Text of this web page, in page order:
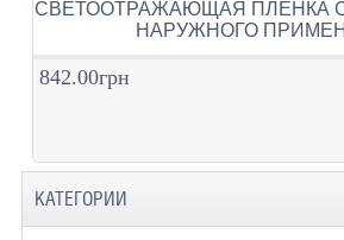
СВЕТООТРАЖАЮЩАЯ ПЛЕНКА
НАРУЖНОГО
842.00грн
КАТЕГОРИИ